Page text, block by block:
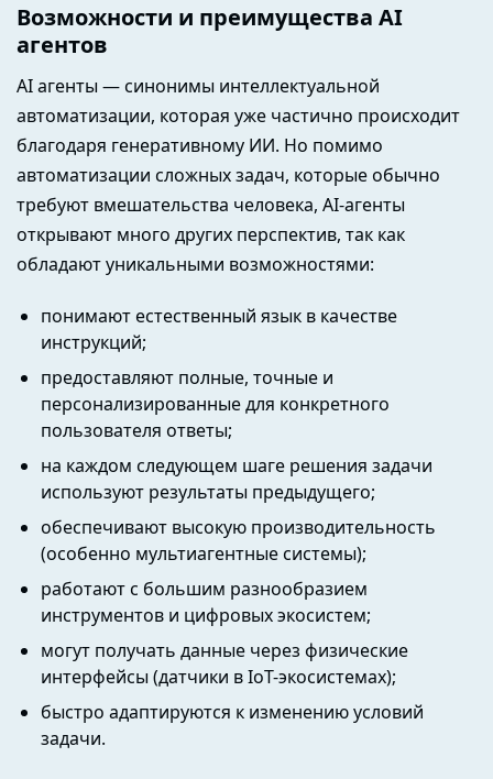
Возможности и преимущества AI
агентов
AI агенты — синонимы интеллектуальной
автоматизации, которая уже частично происходит
благодаря генеративному ИИ. Но помимо
автоматизации сложных задач, которые обычно
требуют вмешательства человека, AI-агенты
открывают много других перспектив, так как
обладают уникальными возможностями:
понимают естественный язык в качестве
инструкций;
предоставляют полные, точные и
персонализированные для конкретного
пользователя ответы;
на каждом следующем шаге решения задачи
используют результаты предыдущего;
обеспечивают высокую производительность
(особенно мультиагентные системы);
работают с большим разнообразием
инструментов и цифровых экосистем;
могут получать данные через физические
интерфейсы (датчики в IoT-экосистемах);
быстро адаптируются к изменению условий
задачи.